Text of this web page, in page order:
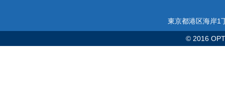
東京都港区海岸1
© 2016